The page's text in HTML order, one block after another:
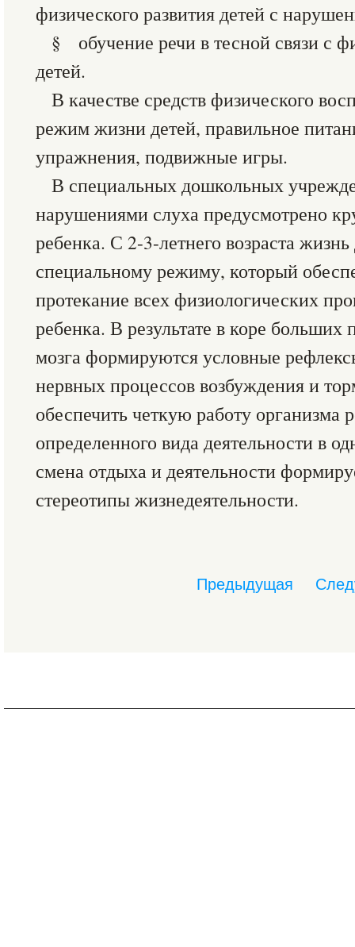
физического развития детей с
§ обучение речи в тесной связи с
детей.
В качестве средств физического
режим жизни детей, правильное
упражнения, подвижные игры.
В специальных дошкольных
нарушениями слуха предусмотрено
ребенка. С 2-3-летнего возраста
специальному режиму, который
протекание всех физиологических
ребенка. В результате в коре больших
мозга формируются условные
нервных процессов возбуждения и
обеспечить четкую работу организма
определенного вида деятельности в
смена отдыха и деятельности
стереотипы жизнедеятельности.
Предыдущая